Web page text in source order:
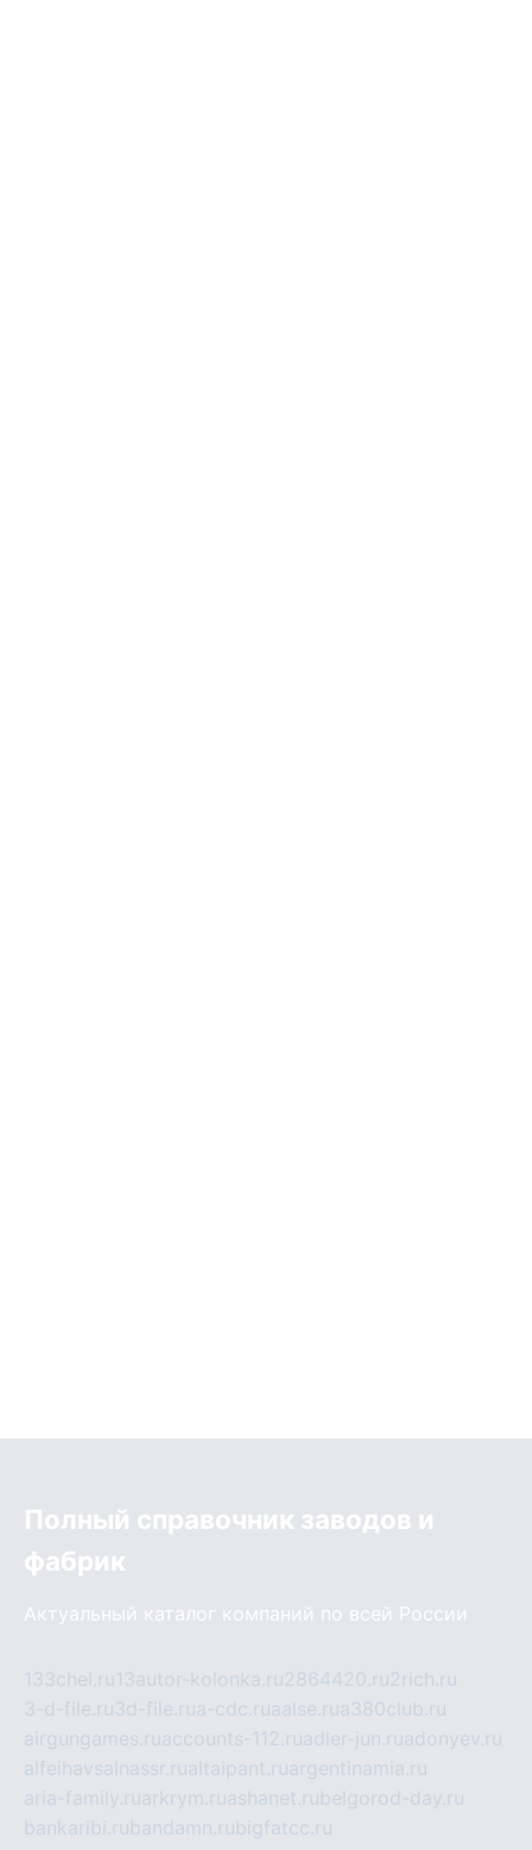
Полный справочник заводов и
фабрик
Актуальный каталог компаний по всей России
133chel.ru13autor-kolonka.ru2864420.ru2rich.ru
3-d-file.ru3d-file.rua-cdc.ruaalse.rua380club.ru
airgungames.ruaccounts-112.ruadler-jun.ruadonyev.ru
alfeihavsalnassr.rualtaipant.ruargentinamia.ru
aria-family.ruarkrym.ruashanet.rubelgorod-day.ru
bankaribi.rubandamn.rubigfatcc.ru